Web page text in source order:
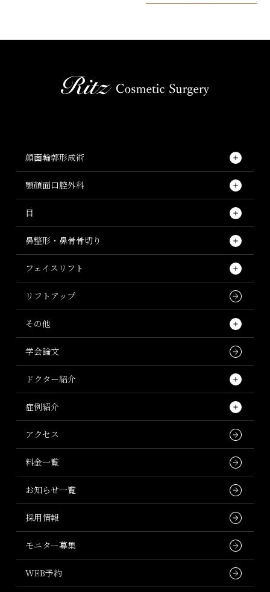
顔面輪郭形成術
顔面輪郭形成術一覧
下顎形成術の実際
オトガイ（あご）
オトガイ短縮術（顎を短くする・顎骨切り）
オトガイ後退術（顎を引っ込める）
オトガイ狭小術（顎を細くする）
オトガイ前進術（顎を前に出す）
オトガイ延長術（顎を長くする）
オトガイ・インプラント挿入術
頬骨（ホホ骨切り・削り・形成）
顎顔面口腔外科
顎顔面口腔外科一覧
顎矯正術（顎変形症）
顎矯正術のFAQ
両顎手術（LeFort I/ルフォー＋SSRO）
上顎前突（出っ歯・口ゴボ・口元突出・開咬症）
ガミースマイル
Le Fort（ルフォー）I型骨切り術
下顎前突（受け口）
下顎形成術：下顎枝矢状分割術（SSRO）
下顎枝垂直骨切り術
下顎前歯部歯槽骨切り術の実際
下顎後退（小顎症）
目
目一覧
二重切開法
二重埋没(SMK法)
下眼瞼拡大-垂れ目形成(下眼瞼下制術)
眼瞼下垂
上眼瞼切開
下眼瞼切開(ハムラ法)
経結膜ハムラ法(裏ハムラ法)
内視鏡上眼瞼リフト(内視鏡額リフト)
目頭切開
眉毛下切開
涙堂形成
鼻整形・鼻骨骨切り
鼻整形・鼻骨骨切りの施術一覧
鼻尖形成術
鼻中隔延長術
鼻柱形成術 (鼻柱下降術、鼻柱挙上術)
隆鼻術 (シリコンインプラント)
隆鼻術 (自家組織)
斜鼻矯正術
鼻翼形成術
鼻翼縮小術
鼻孔縁形成術
鼻唇角形成術
鼻骨骨切り術 (広鼻・太鼻)
フェイスリフト
フェイスリフト
前額リフト
ペリカン手術
リフトアップ
その他
しわ・たるみ改善
口元（唇）
痩身・ボディデザイン
バスト（豊胸）
学会論文
ドクター紹介
ドクター紹介TOP
院長 廣比 利次
副院長 佐藤 大介
麻酔科医師 湯野川 依理子
歯科医師 野寺 義典
最高顧問 波利井 清紀
症例紹介
エラ（下顎角）の症例写真
オトガイ（あご）の症例写真
頬骨の症例写真
額の症例写真
上下顎（両顎）の症例写真
目の症例写真
アクセス
料金一覧
お知らせ一覧
採用情報
モニター募集
WEB予約